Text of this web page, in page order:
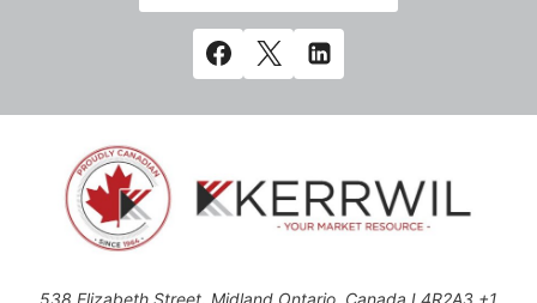
538 Elizabeth Street, Midland,Ontario, Canada L4R2A3 +1